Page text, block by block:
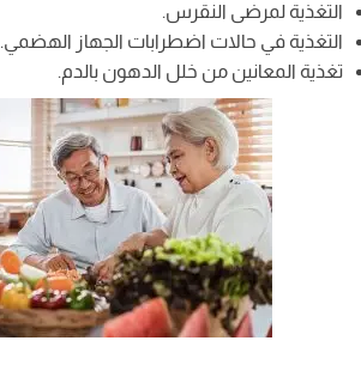
التغذية لمرضى النقرس.
التغذية في حالات اضطرابات الجهاز الهضمي.
تغذية المعانين من خلل الدهون بالدم.